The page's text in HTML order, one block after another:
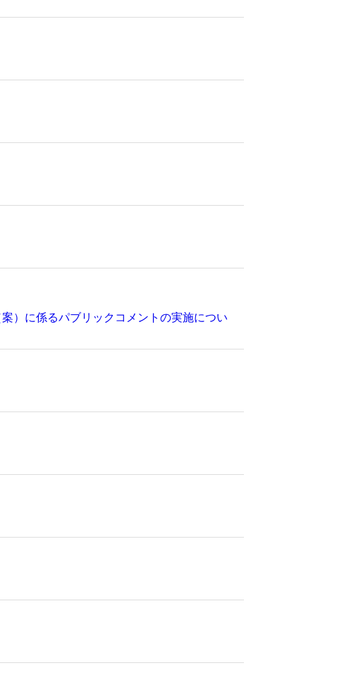
）に係るパブリックコメントの実施につい